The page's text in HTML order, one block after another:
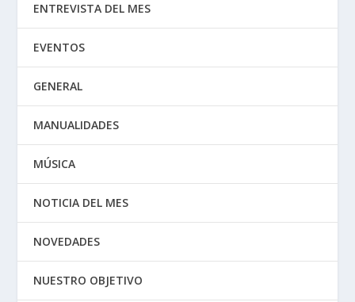
ENTREVISTA DEL MES
EVENTOS
GENERAL
MANUALIDADES
MÚSICA
NOTICIA DEL MES
NOVEDADES
NUESTRO OBJETIVO